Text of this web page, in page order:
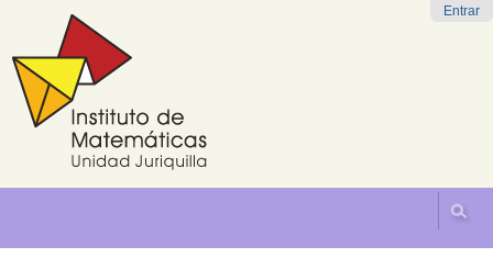
Saltar
navegación
Entrar